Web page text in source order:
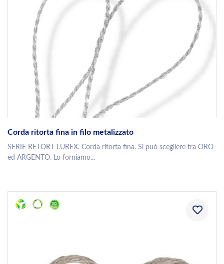
Corda ritorta fina in filo metalizzato
SERIE RETORT LUREX. Corda ritorta fina. Si può scegliere tra ORO
ed ARGENTO. Lo forniamo...